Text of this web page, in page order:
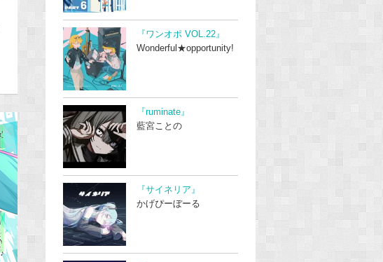
『ワンオポ VOL.22』
Wonderful★opportunity!
『ruminate』
藍宮ことの
『サイネリア』
かげぴーぼーる